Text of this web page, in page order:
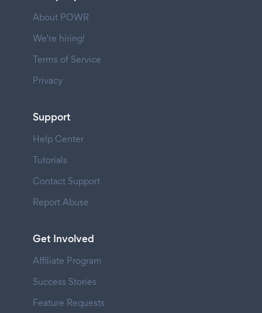
About POWR
We're hiring!
Terms of Service
Privacy
Support
Help Center
Tutorials
Contact Support
Report Abuse
Get Involved
Affiliate Program
Success Stories
Feature Requests